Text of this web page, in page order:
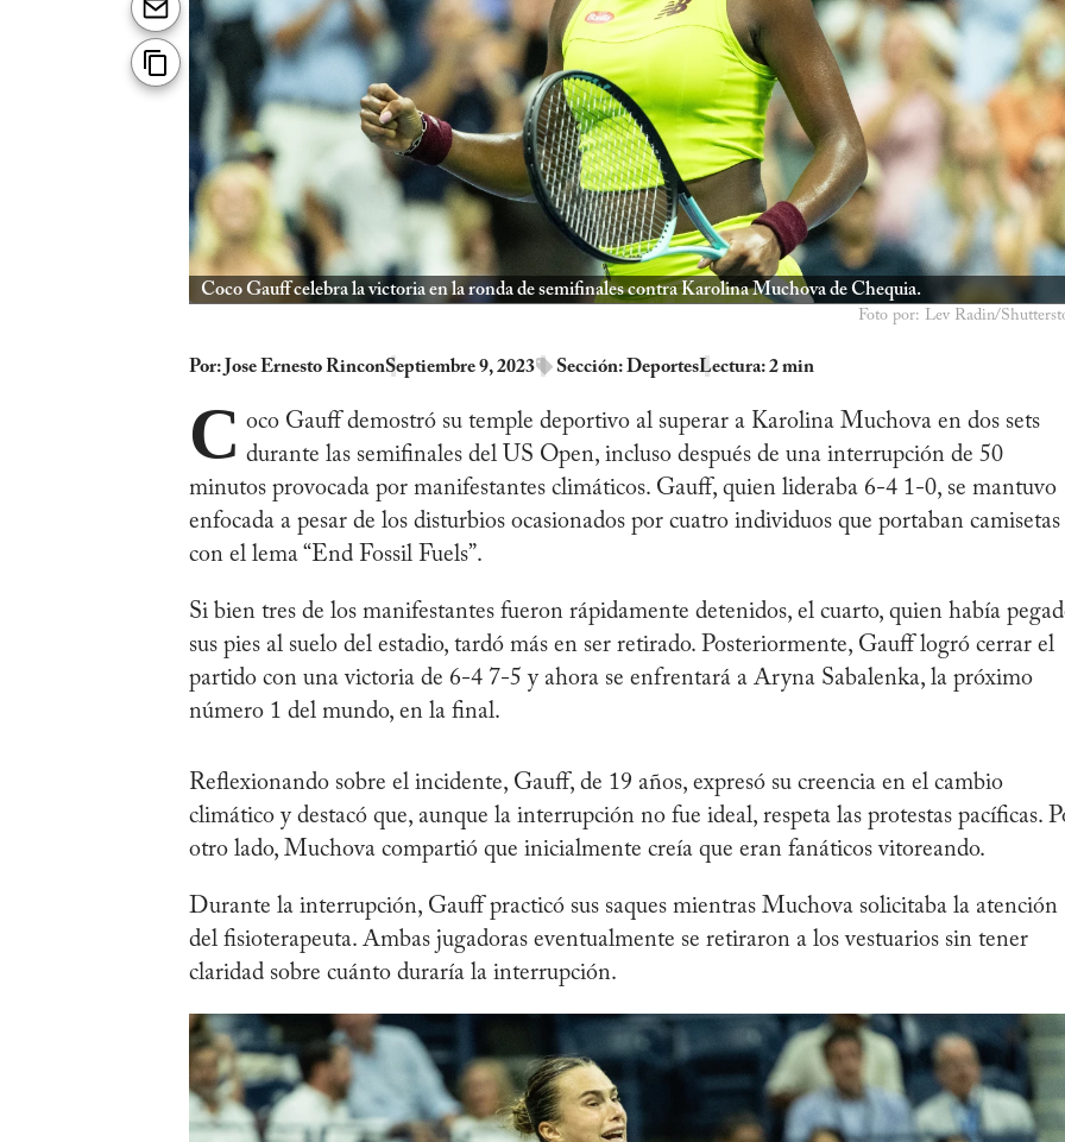
Coco Gauff celebra la victoria en la ronda de semifinales contra Karolina Muchova de Chequia.
Foto por: Lev Radin/
Por: Jose Ernesto RinconSeptiembre 9, 2023 Sección:DeportesLectura: 2 min
C oco Gauff demostró su temple deportivo al superar a Karolina Muchova en dos sets
durante las semifinales del US Open, incluso después de una interrupción de 50
minutos provocada por manifestantes climáticos. Gauff, quien lideraba 6-4 1-0, se mantuvo
enfocada a pesar de los disturbios ocasionados por cuatro individuos que portaban camisetas
con el lema “End Fossil Fuels”.
Si bien tres de los manifestantes fueron rápidamente detenidos, el cuarto, quien había
sus pies al suelo del estadio, tardó más en ser retirado. Posteriormente, Gauff logró cerrar el
partido con una victoria de 6-4 7-5 y ahora se enfrentará a Aryna Sabalenka, la próximo
número 1 del mundo, en la final.
Reflexionando sobre el incidente, Gauff, de 19 años, expresó su creencia en el cambio
climático y destacó que, aunque la interrupción no fue ideal, respeta las protestas pacíficas.
otro lado, Muchova compartió que inicialmente creía que eran fanáticos vitoreando.
Durante la interrupción, Gauff practicó sus saques mientras Muchova solicitaba la atención
del fisioterapeuta. Ambas jugadoras eventualmente se retiraron a los vestuarios sin tener
claridad sobre cuánto duraría la interrupción.